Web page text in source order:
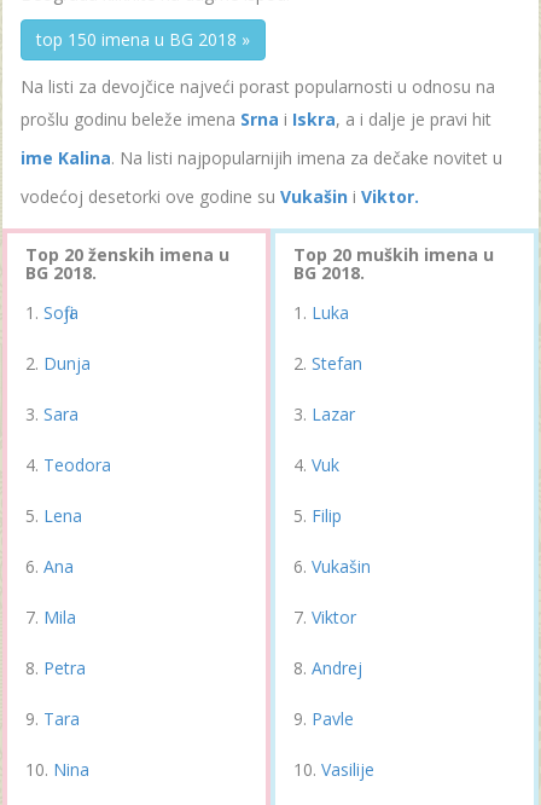
top 150 imena u BG 2018 »
Na listi za devojčice najveći porast popularnosti u odnosu na
prošlu godinu beleže imena Srna i Iskra, a i dalje je pravi hit
ime Kalina. Na listi najpopularnijih imena za dečake novitet u
vodećoj desetorki ove godine su Vukašin i Viktor.
Top 20 ženskih imena u
BG 2018.
Sofija
Dunja
Sara
Teodora
Lena
Ana
Mila
Petra
Tara
Nina
Top 20 muških imena u
BG 2018.
Luka
Stefan
Lazar
Vuk
Filip
Vukašin
Viktor
Andrej
Pavle
Vasilije